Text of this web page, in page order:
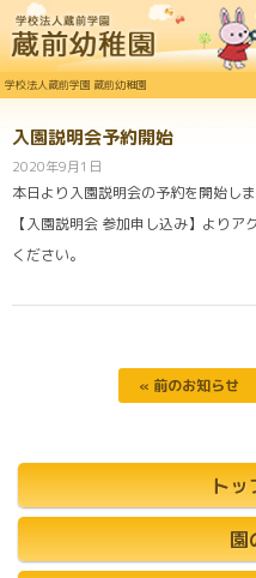
学校
学校法人蔵前学園 蔵前幼稚園
入園説明会予約開始
2020年9月1日
本日より入園説明会の予約を開始しま
【入園説明会 参加申し込み】よりア
ください。
« 前のお知らせ
トッ
園